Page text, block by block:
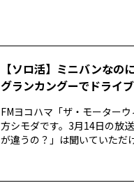
【ソロ活】ミニバンなの
グランカングーでドライ
FMヨコハマ「ザ・モーター
方シモダです。3月14日の放
が違うの？」は聞いていただ